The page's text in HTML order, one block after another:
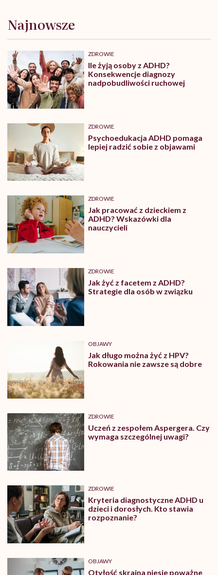
Najnowsze
ZDROWIE
Ile żyją osoby z ADHD?
Konsekwencje diagnozy
nadpobudliwości ruchowej
ZDROWIE
Psychoedukacja ADHD pomaga
lepiej radzić sobie z objawami
ZDROWIE
Jak pracować z dzieckiem z
ADHD? Wskazówki dla
nauczycieli
ZDROWIE
Jak żyć z facetem z ADHD?
Strategie dla osób w związku
OBJAWY
Jak długo można żyć z HPV?
Rokowania nie zawsze są dobre
ZDROWIE
Uczeń z zespołem Aspergera. Czy
wymaga szczególnej uwagi?
ZDROWIE
Kryteria diagnostyczne ADHD u
dzieci i dorosłych. Kto stawia
rozpoznanie?
OBJAWY
Otyłość skrajna niesie poważne